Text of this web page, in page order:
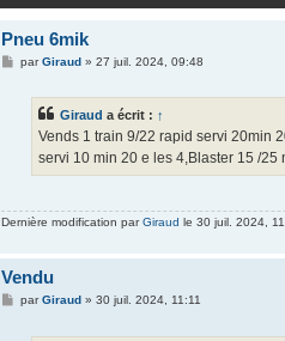
Pneu 6mik
MparGiraud» 27 juil. 2024, 09:48
Giraud a écrit : ↑
Vends 1 train 9/22 rapid servi 20min
servi 10 min 20 e les 4,Blaster 15 /
Dernière modification parGiraud le 30 juil. 2024,
Vendu
MparGiraud» 30 juil. 2024, 11:11